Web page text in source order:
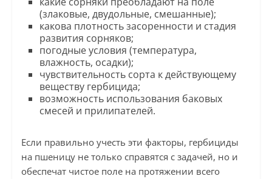
(злаковые, двудольные, смешанные);
какова плотность засоренности и стадия
развития сорняков;
погодные условия (температура,
влажность, осадки);
чувствительность сорта к действующему
веществу гербицида;
возможность использования баковых
смесей и прилипателей.
Если правильно учесть эти факторы, гербициды
на пшеницу не только справятся с задачей, но и
обеспечат чистое поле на протяжении всего